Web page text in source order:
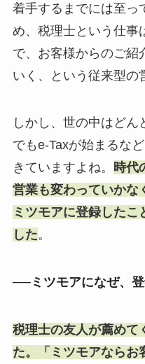
着手するまでには至っ
め、税理士という仕事
で、お客様からのご紹
いく、という従来型の
しかし、世の中はど
でもe-Taxが始まるな
きていますよね。 時代
営業も変わっていかな
ミツモアに登録したこ
した。
──ミツモアになぜ、
税理士の友人が薦めて
た。「ミツモアならお